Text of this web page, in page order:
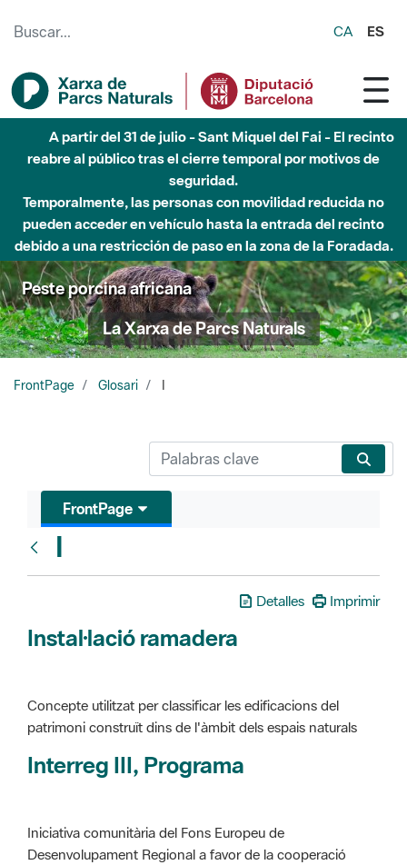
CA ES
A partir del 31 de julio - Sant Miquel del Fai - El recinto
reabre al público tras el cierre temporal por motivos de
seguridad.
Temporalmente, las personas con movilidad reducida no
pueden acceder en vehículo hasta la entrada del recinto
debido a una restricción de paso en la zona de la Foradada.
Peste porcina africana
La Xarxa de Parcs Naturals
FrontPage Glosari
FrontPage
I
Detalles Imprimir
Instal·lació ramadera
Concepte utilitzat per classificar les edificacions del
patrimoni construït dins de l'àmbit dels espais naturals
Interreg III, Programa
Iniciativa comunitària del Fons Europeu de
Desenvolupament Regional a favor de la cooperació